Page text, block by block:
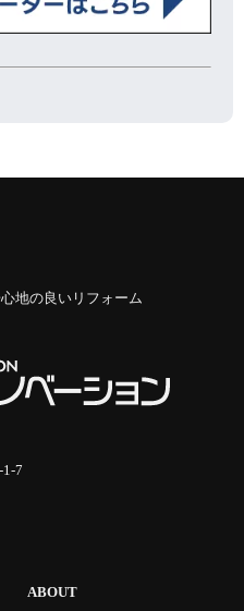
地の良いリフォーム
7
ABOUT